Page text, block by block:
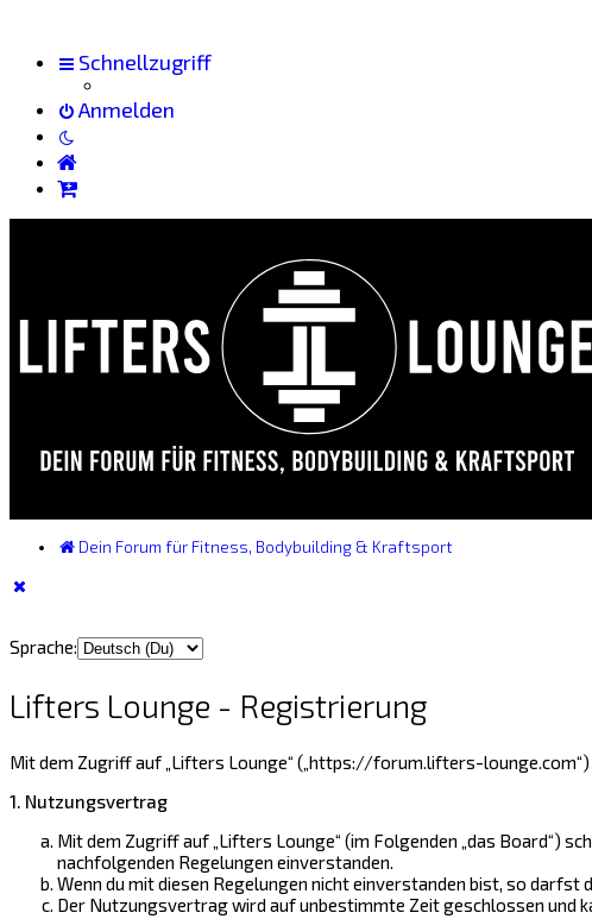
Schnellzugriff
Anmelden
Dein Forum für Fitness, Bodybuilding & Kraftsport
Sprache:
Lifters Lounge - Registrierung
Mit dem Zugriff auf „Lifters Lounge“ („https://forum.lifters-
1. Nutzungsvertrag
Mit dem Zugriff auf „Lifters Lounge“ (im Folgenden „das Board“)
nachfolgenden Regelungen einverstanden.
Wenn du mit diesen Regelungen nicht einverstanden bist, so
Der Nutzungsvertrag wird auf unbestimmte Zeit geschlossen und